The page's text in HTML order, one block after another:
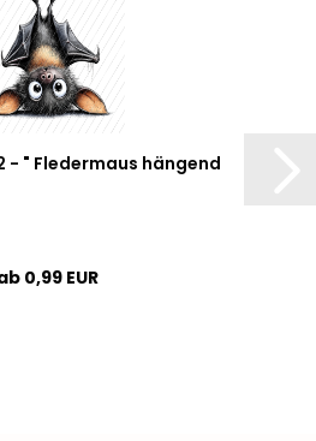
- " Fledermaus hängend
0,99 EUR